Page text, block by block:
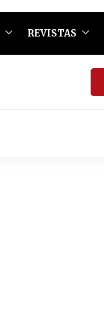
REVISTAS